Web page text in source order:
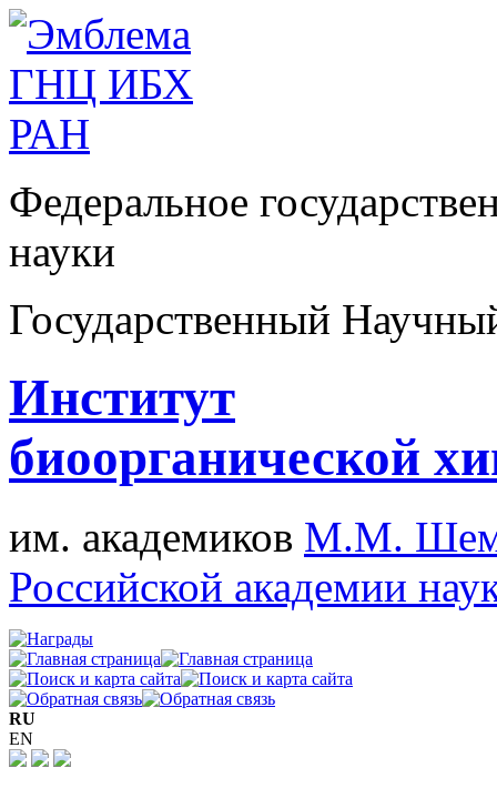
Федеральное
науки
Государственный
Институт
биоорганической
им. академиков М.М.
Российской академии
RU
EN